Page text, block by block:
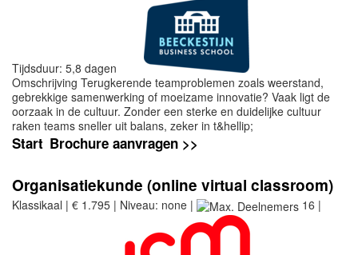
Tijdsduur: 5,8 dagen
Omschrijving Terugkerende teamproblemen zoals weerstand,
gebrekkige samenwerking of moeizame innovatie? Vaak ligt de
oorzaak in de cultuur. Zonder een sterke en duidelijke cultuur
raken teams sneller uit balans, zeker in t&hellip;
Start Brochure aanvragen >>
Organisatiekunde (online virtual classroom)
Klassikaal | € 1.795 | Niveau: none | 16 |